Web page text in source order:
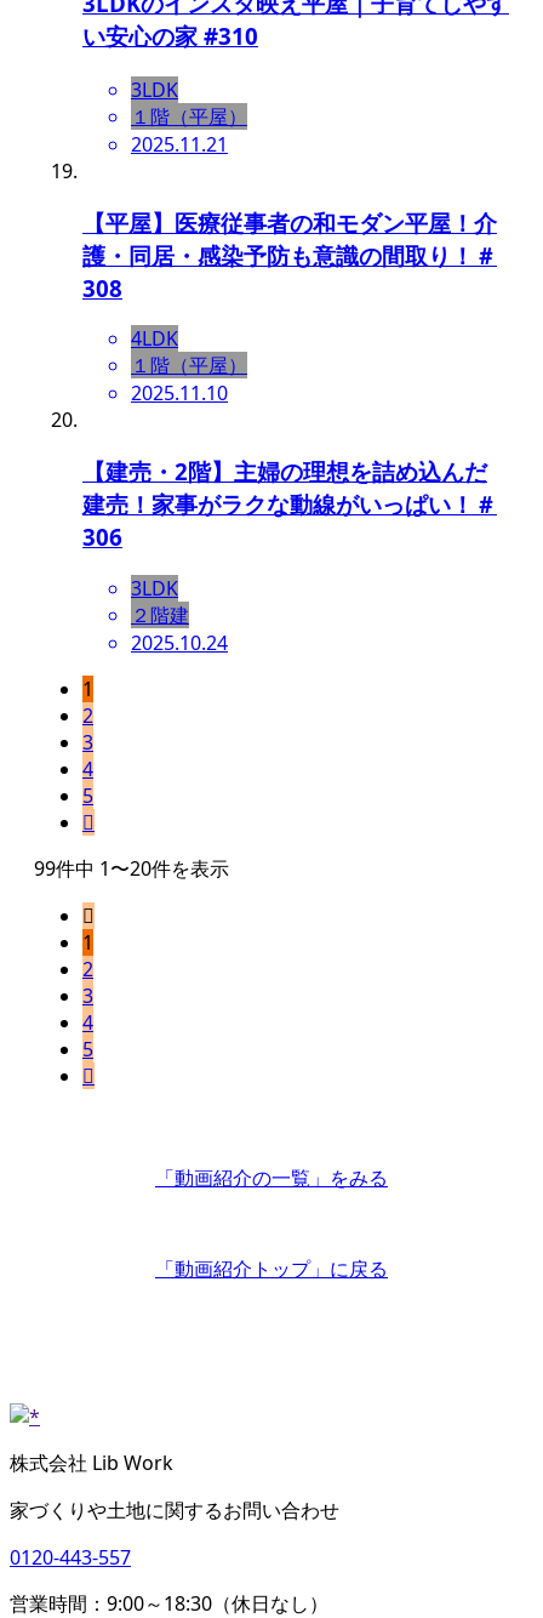
い安心の家 #310
3LDK
１階（平屋）
2025.11.21
【平屋】医療従事者の和モダン平屋！介
護・同居・感染予防も意識の間取り！＃
308
4LDK
１階（平屋）
2025.11.10
【建売・2階】主婦の理想を詰め込んだ
建売！家事がラクな動線がいっぱい！＃
306
3LDK
２階建
2025.10.24
1
2
3
4
5

99件中 1〜20件を表示

1
2
3
4
5

「動画紹介の一覧」 をみる
「動画紹介トップ」 に戻る
株式会社 Lib Work
家づくりや土地に関するお問い合わせ
0120-443-557
営業時間：9:00～18:30（休日なし）